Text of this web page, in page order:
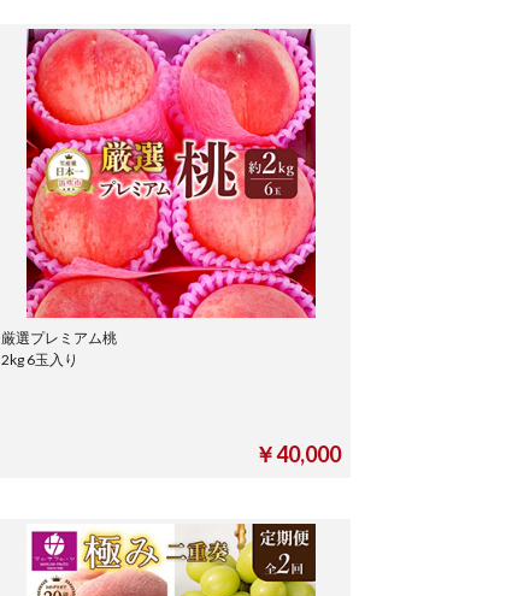
厳選プレミアム桃
2kg 6玉入り
￥40,000